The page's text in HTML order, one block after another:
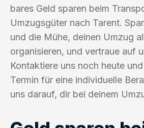
bares Geld sparen beim
Umzugsgüter nach Tarent.
und die Mühe, deinen Umzug
organisieren, und vertraue auf
Kontaktiere uns noch heute
Termin für eine individuelle
uns darauf, dir bei deinem